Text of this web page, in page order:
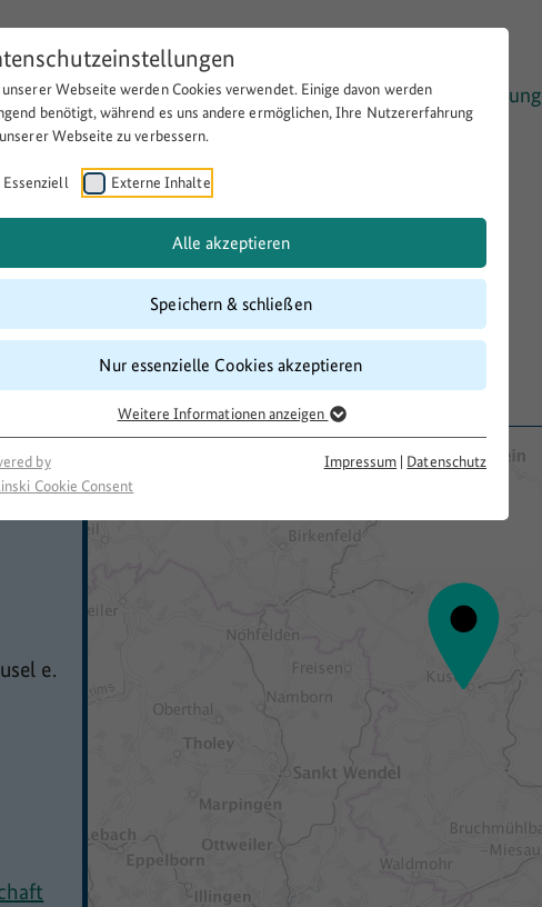
Webseite werden Cookies verwendet. Einige davon werden
benötigt, während es uns andere ermöglichen, Ihre Nutzererfahrung
Webseite zu verbessern.
Essenziell Externe Inhalte
Alle akzeptieren
Speichern & schließen
Nur essenzielle Cookies akzeptieren
Weitere Informationen anzeigen
by
Cookie Consent
Impressum | Datenschutz
Über BULEplus Themen Förderung
in Kusel mit deutschen und
und Schülern
e.